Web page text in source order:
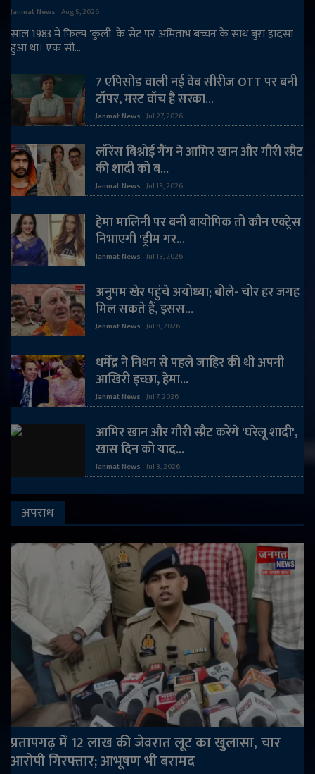
Janmat News Aug 5, 2026
साल 1983 में फिल्म 'कुली' के सेट पर अमिताभ बच्चन के साथ बुरा हादसा
हुआ था। एक सी...
7 एपिसोड वाली नई वेब सीरीज OTT पर बनी
टॉपर, मस्ट वॉच है सरका...
Janmat News Jul 27, 2026
लॉरेंस बिश्नोई गैंग ने आमिर खान और गौरी स्प्रैट
की शादी को ब...
Janmat News Jul 18, 2026
हेमा मालिनी पर बनी बायोपिक तो कौन एक्ट्रेस
निभाएगी 'ड्रीम गर...
Janmat News Jul 13, 2026
अनुपम खेर पहुंचे अयोध्या; बोले- चोर हर जगह
मिल सकते हैं, इसस...
Janmat News Jul 8, 2026
धर्मेंद्र ने निधन से पहले जाहिर की थी अपनी
आखिरी इच्छा, हेमा...
Janmat News Jul 7, 2026
आमिर खान और गौरी स्प्रैट करेंगे 'घरेलू शादी',
खास दिन को याद...
Janmat News Jul 3, 2026
अपराध
प्रतापगढ़ में 12 लाख की जेवरात लूट का खुलासा, चार
आरोपी गिरफ्तार; आभूषण भी बरामद